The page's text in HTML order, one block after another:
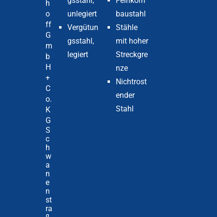
h
o
ff
G
m
b
H
+
C
o.
K
G
S
c
h
w
a
n
e
n
st
ra
unlegiert
Vergütun
gsstahl,
legiert
baustahl
Stähle
mit hoher
Streckgre
nze
Nichtrost
ender
Stahl